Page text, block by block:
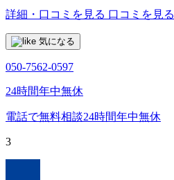
詳細・口コミを見る 口コミを見る
気になる
050-7562-0597
24時間年中無休
電話で無料相談24時間年中無休
3